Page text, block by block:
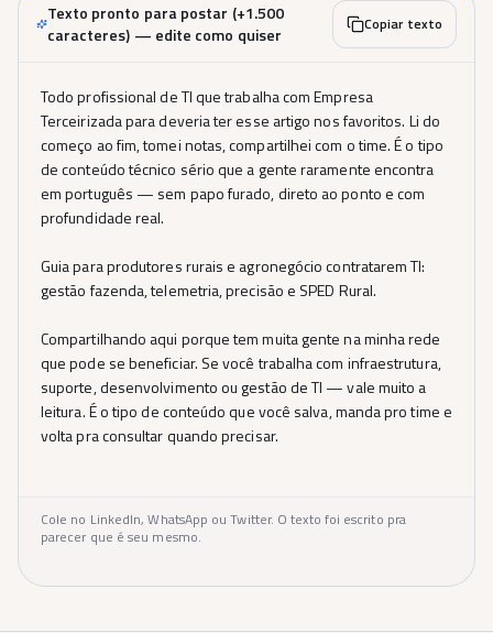
Texto pronto para postar (+1.500
caracteres) — edite como quiser
Copiar texto
Todo profissional de TI que trabalha com Empresa
Terceirizada para deveria ter esse artigo nos favoritos. Li do
começo ao fim, tomei notas, compartilhei com o time. É o tipo
de conteúdo técnico sério que a gente raramente encontra
em português — sem papo furado, direto ao ponto e com
profundidade real.
Guia para produtores rurais e agronegócio contratarem TI:
gestão fazenda, telemetria, precisão e SPED Rural.
Compartilhando aqui porque tem muita gente na minha rede
que pode se beneficiar. Se você trabalha com infraestrutura,
suporte, desenvolvimento ou gestão de TI — vale muito a
leitura. É o tipo de conteúdo que você salva, manda pro time e
volta pra consultar quando precisar.
Cole no LinkedIn, WhatsApp ou Twitter. O texto foi escrito pra
parecer que é seu mesmo.